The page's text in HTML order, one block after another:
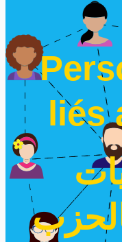
liés